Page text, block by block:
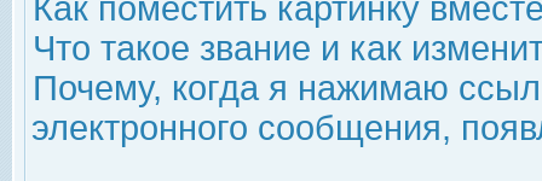
Как поместить картинку
Что такое звание и как
Почему, когда я нажимаю
электронного сообщения,